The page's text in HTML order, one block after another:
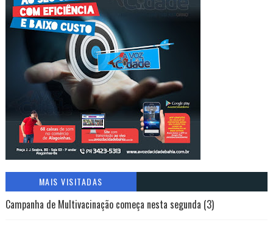
MAIS VISITADAS
Campanha de Multivacinação começa nesta segunda (3)